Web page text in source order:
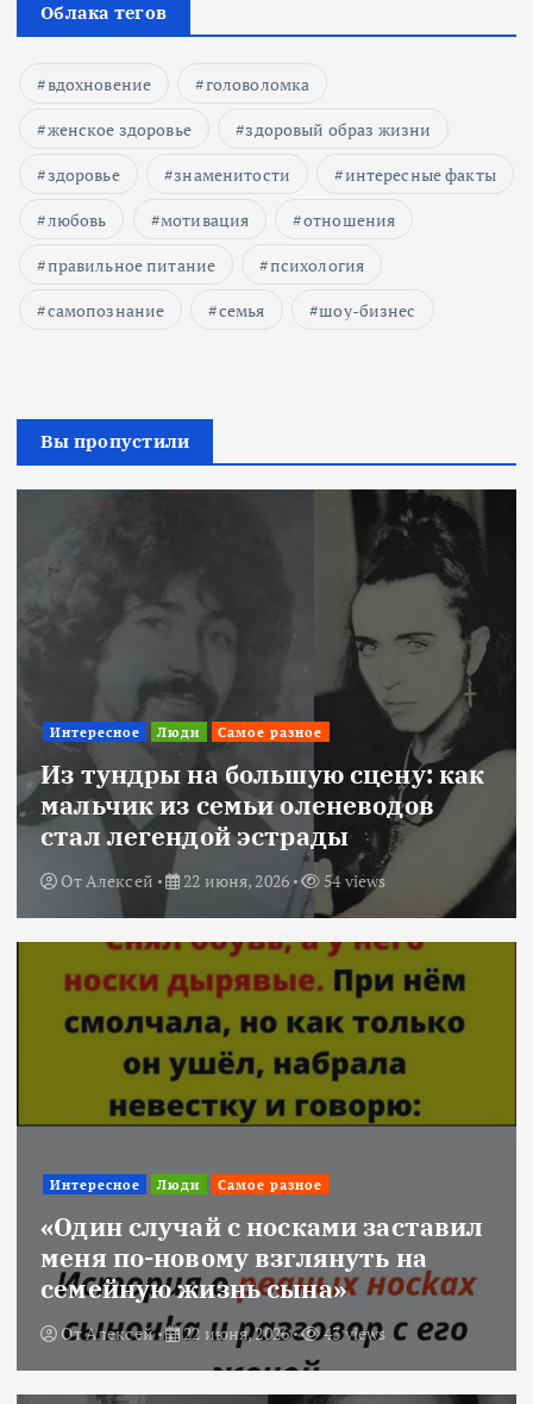
Облака тегов
вдохновение
головоломка
женское здоровье
здоровый образ жизни
здоровье
знаменитости
интересные факты
любовь
мотивация
отношения
правильное питание
психология
самопознание
семья шоу-бизнес
Вы пропустили
Интересное Люди Самое разное
Из тундры на большую сцену: как
мальчик из семьи оленеводов
стал легендой эстрады
От Алексей 22 июня, 2026 54 views
Интересное Люди Самое разное
«Один случай с носками заставил
меня по-новому взглянуть на
семейную жизнь сына»
ОтАлексей 22 июня, 2026 43 views